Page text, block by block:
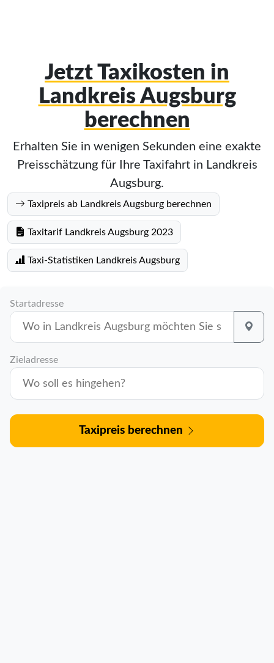
Jetzt Taxikosten in
Landkreis Augsburg
berechnen
Erhalten Sie in wenigen Sekunden eine exakte
Preisschätzung für Ihre Taxifahrt in Landkreis
Augsburg.
Taxipreis ab Landkreis Augsburg berechnen
Taxitarif Landkreis Augsburg 2023
Taxi-Statistiken Landkreis Augsburg
Startadresse
Zieladresse
Taxipreis berechnen